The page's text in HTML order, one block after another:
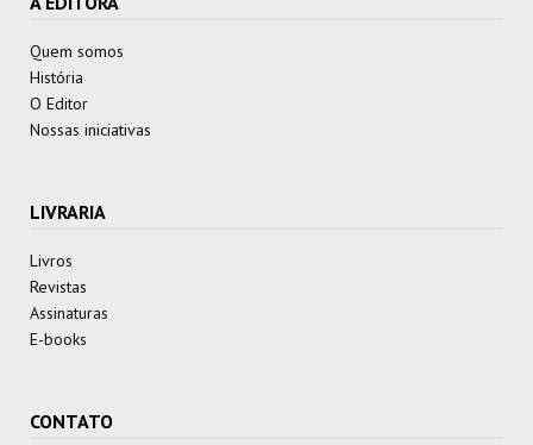
Quem somos
História
O Editor
Nossas iniciativas
LIVRARIA
Livros
Revistas
Assinaturas
E-books
CONTATO